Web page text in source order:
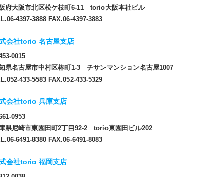
府大阪市北区松ケ枝町6-11 torio大阪本社ビル
4397-3888 FAX.06-4397-3883
会社torio 名古屋支店
0015
県名古屋市中村区椿町1-3 チサンマンション名古屋1007
433-5583 FAX.052-433-5329
会社torio 兵庫支店
0953
県尼崎市東園田町2丁目92-2 torio東園田ビル202
6491-8380 FAX.06-6491-8083
会社torio 福岡支店